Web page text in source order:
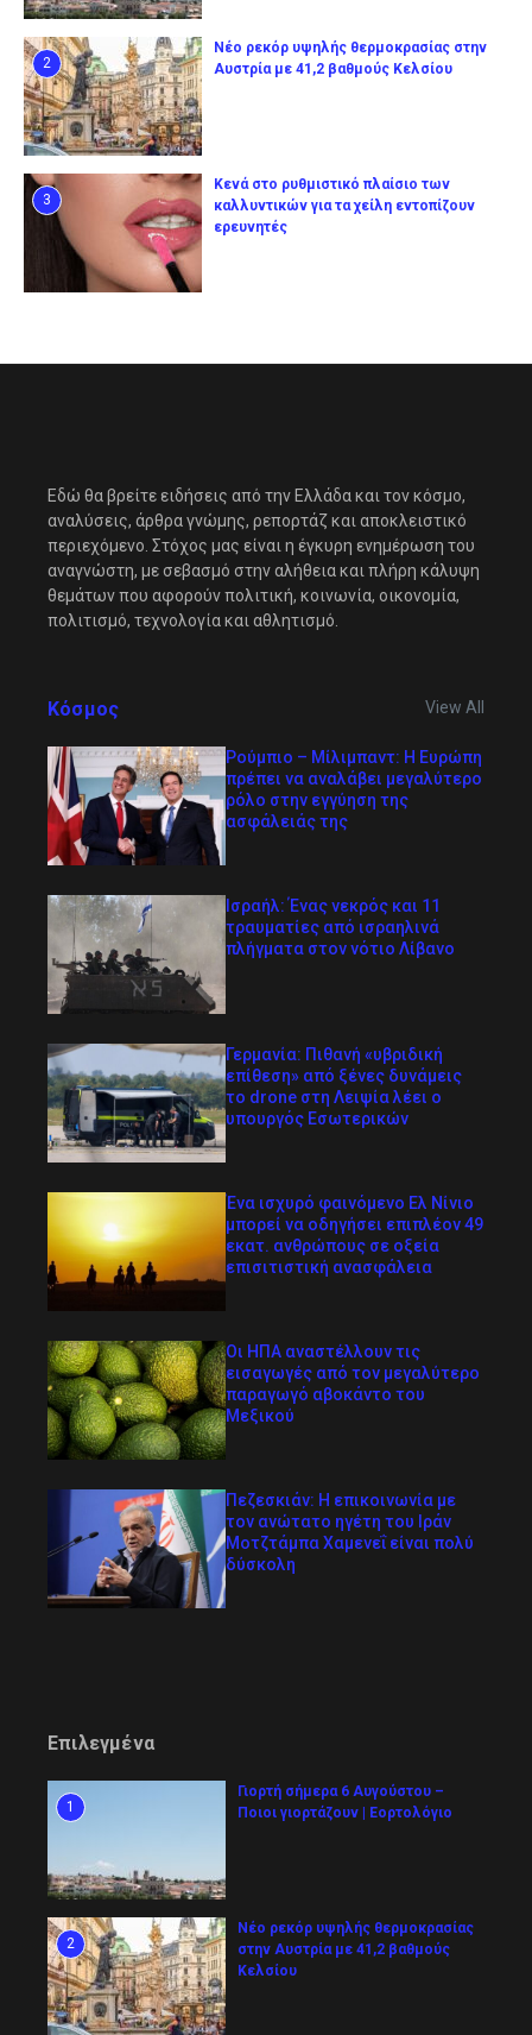
2
Νέο ρεκόρ υψηλής θερμοκρασίας στην
Αυστρία με 41,2 βαθμούς Κελσίου
3
Κενά στο ρυθμιστικό πλαίσιο των
καλλυντικών για τα χείλη εντοπίζουν
ερευνητές
Εδώ θα βρείτε ειδήσεις από την Ελλάδα και τον κόσμο,
αναλύσεις, άρθρα γνώμης, ρεπορτάζ και αποκλειστικό
περιεχόμενο. Στόχος μας είναι η έγκυρη ενημέρωση του
αναγνώστη, με σεβασμό στην αλήθεια και πλήρη κάλυψη
θεμάτων που αφορούν πολιτική, κοινωνία, οικονομία,
πολιτισμό, τεχνολογία και αθλητισμό.
Κόσμος View All
Ρούμπιο – Μίλιμπαντ: Η Ευρώπη
πρέπει να αναλάβει μεγαλύτερο
ρόλο στην εγγύηση της
ασφάλειάς της
Ισραήλ: Ένας νεκρός και 11
τραυματίες από ισραηλινά
πλήγματα στον νότιο Λίβανο
Γερμανία: Πιθανή «υβριδική
επίθεση» από ξένες δυνάμεις
το drone στη Λειψία λέει ο
υπουργός Εσωτερικών
Ένα ισχυρό φαινόμενο Ελ Νίνιο
μπορεί να οδηγήσει επιπλέον 49
εκατ. ανθρώπους σε οξεία
επισιτιστική ανασφάλεια
Οι ΗΠΑ αναστέλλουν τις
εισαγωγές από τον μεγαλύτερο
παραγωγό αβοκάντο του
Μεξικού
Πεζεσκιάν: Η επικοινωνία με
τον ανώτατο ηγέτη του Ιράν
Μοτζτάμπα Χαμενεΐ είναι πολύ
δύσκολη
Επιλεγμένα
1
Γιορτή σήμερα 6 Αυγούστου –
Ποιοι γιορτάζουν | Εορτολόγιο
2
Νέο ρεκόρ υψηλής θερμοκρασίας
στην Αυστρία με 41,2 βαθμούς
Κελσίου